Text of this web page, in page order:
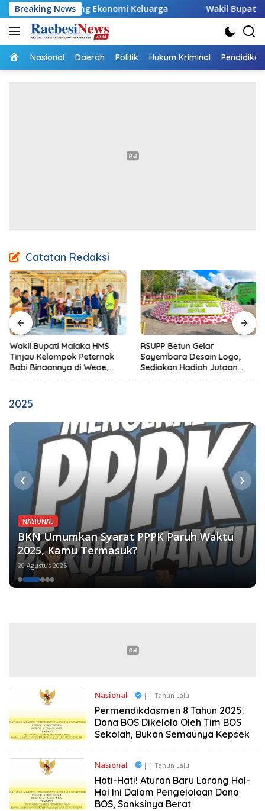
Langsung
ke
konten
Breaking News
Dorong Ekonomi Keluarga Wakil Bupati Malaka
Home
Nasional Daerah Politik Hukum Kriminal Pendidikan
Catatan Redaksi
Wakil Bupati Malaka HMS
Tinjau Kelompok Peternak
Babi Binaannya di Weoe,
RSUPP Betun Gelar
Sayembara Desain Logo,
Sediakan Hadiah Jutaan
2025
NASIONAL
BKN Umumkan Syarat PPPK Paruh Waktu
2025, Kamu Termasuk?
20 Agustus 2025
❮ ❯
Nasional | 1 Tahun Lalu
Permendikdasmen 8 Tahun 2025:
Dana BOS Dikelola Oleh Tim BOS
Sekolah, Bukan Semaunya Kepsek
Nasional | 1 Tahun Lalu
Hati-Hati! Aturan Baru Larang Hal-
Hal Ini Dalam Pengelolaan Dana
BOS, Sanksinya Berat